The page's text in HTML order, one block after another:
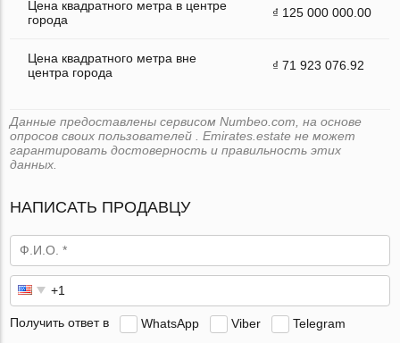
Цена квадратного метра в центре
города
₫ 125 000 000.00
Цена квадратного метра вне
центра города
₫ 71 923 076.92
Данные предоставлены сервисом Numbeo.com, на основе
опросов своих пользователей . Emirates.estate не может
гарантировать достоверность и правильность этих
данных.
НАПИСАТЬ ПРОДАВЦУ
Получить ответ в WhatsApp Viber Telegram